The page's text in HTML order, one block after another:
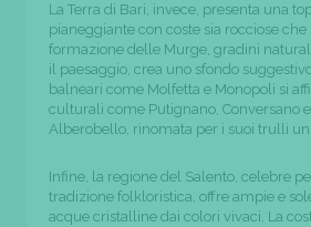
La Terra di Bari, invece, presenta una
pianeggiante con coste sia rocciose che
formazione delle Murge, gradini
il paesaggio, crea uno sfondo
balneari come Molfetta e Monopoli si
culturali come Putignano, Conversano
Alberobello, rinomata per i suoi trulli
Infine, la regione del Salento, celebre
tradizione folkloristica, offre ampie e
acque cristalline dai colori vivaci. La